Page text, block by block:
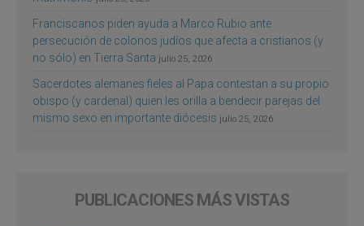
Franciscanos piden ayuda a Marco Rubio ante
persecución de colonos judíos que afecta a cristianos (y
no sólo) en Tierra Santa julio 25, 2026
Sacerdotes alemanes fieles al Papa contestan a su propio
obispo (y cardenal) quien les orilla a bendecir parejas del
mismo sexo en importante diócesis julio 25, 2026
PUBLICACIONES MÁS VISTAS